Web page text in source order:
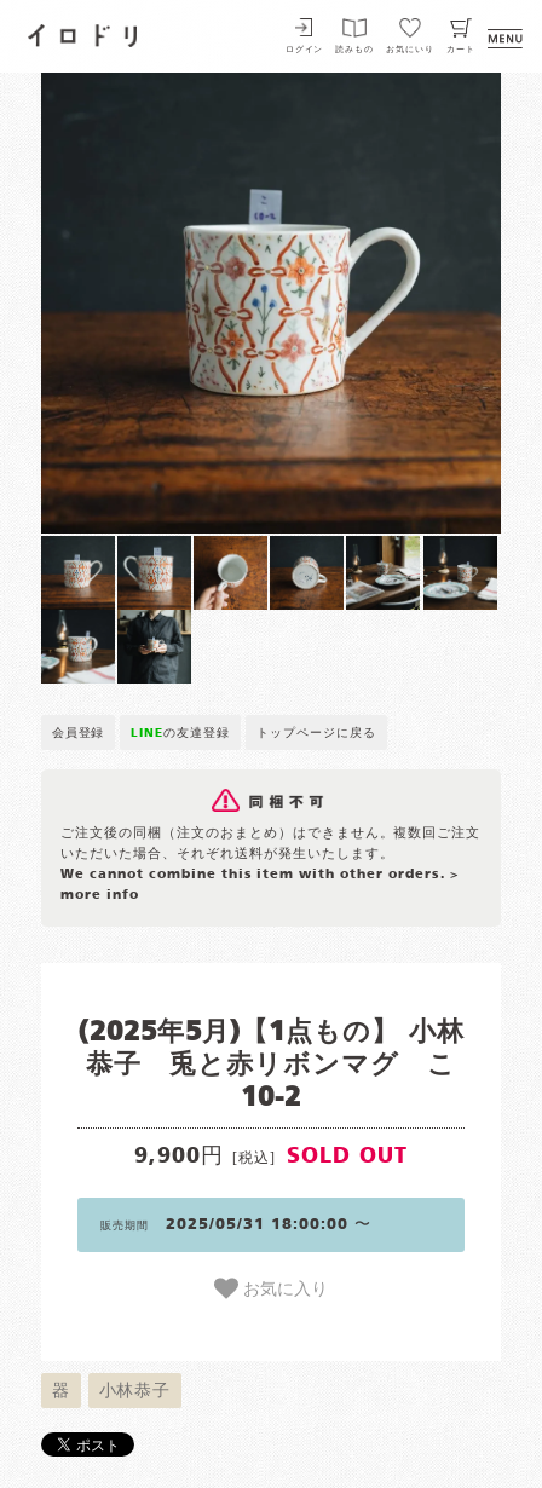
イロドリ
ログイン 読みもの お気にいり カート
会員登録 LINEの友達登録 トップページに戻る
ご注文後の同梱（注文のおまとめ）はできません。複数回ご注文
いただいた場合、それぞれ送料が発生いたします。
We cannot combine this item with other orders. >
more info
(2025年5月)【1点もの】 小林
恭子 兎と赤リボンマグ こ
10-2
9,900円 [税込] SOLD OUT
販売期間 2025/05/31 18:00:00 〜
お気に入り
器 小林恭子